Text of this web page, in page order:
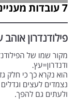
7 עובדות מעניינות על פילודנדרון
פילודנדרון אוהב
מקור שמו של
ודנדרון=עץ.
הוא נקרא כך כי חלק
נצמדים לעצים
ולעתים גם להפך.